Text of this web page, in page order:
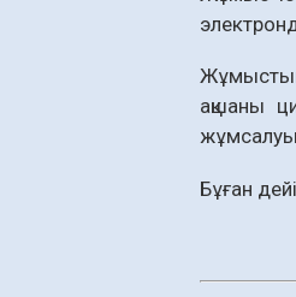
Жұмыстың
ақшаны
Бұған